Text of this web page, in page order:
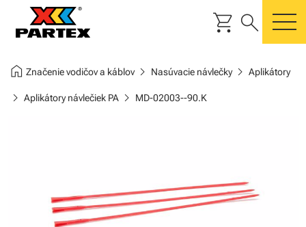
shopping_cart search
home Značenie vodičov a káblovchevron_right Nasúvacie návlečkychevron_right Aplikátory
chevron_right Aplikátory návlečiek PAchevron_right MD-02003--90.K